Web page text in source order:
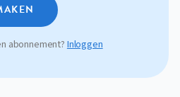
abonnement? Inloggen